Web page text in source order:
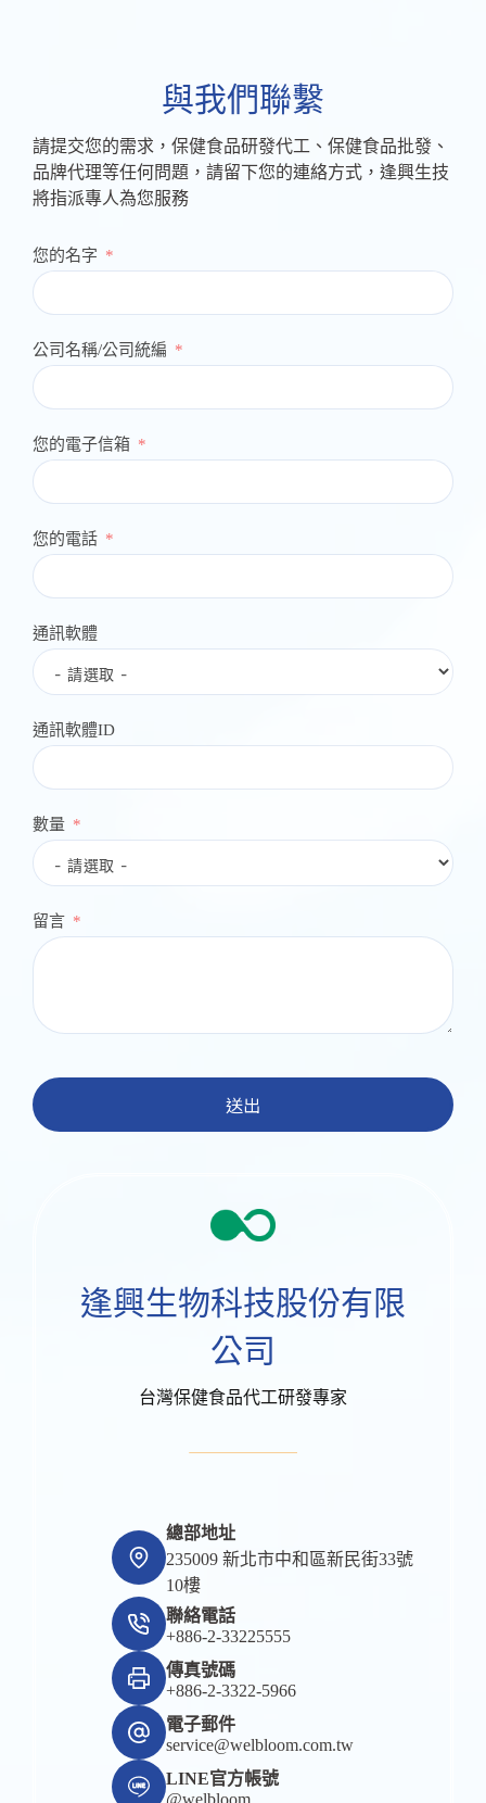
逢興生物科技股份有限
公司
台灣保健食品代工研發專家
總部地址
235009 新北市中和區新民街33號
10樓
聯絡電話
+886-2-33225555
傳真號碼
+886-2-3322-5966
電子郵件
service@welbloom.com.tw
LINE官方帳號
與我們聯繫
請提交您的需求，保健食品研發代工、保健食品批發、
品牌代理等任何問題，請留下您的連絡方式，逢興生技
將指派專人為您服務
您的名字
公司名稱/公司統編
您的電子信箱
您的電話
通訊軟體
通訊軟體ID
數量
留言
送出